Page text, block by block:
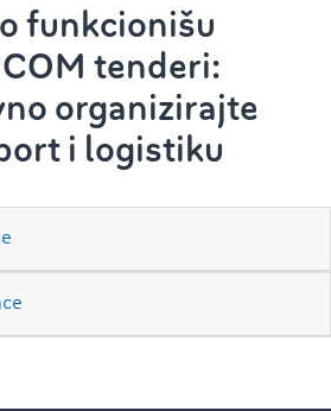
funkcionišu
tenderi:
organizirajte
i logistiku